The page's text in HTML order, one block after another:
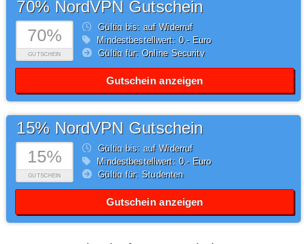
70%
GUTSCHEIN
70% NordVPN Gutschein
Gültig bis: auf Widerruf
Mindestbestellwert: 0,- Euro
Gültig für: Online Security
Gutschein anzeigen
15%
GUTSCHEIN
15% NordVPN Gutschein
Gültig bis: auf Widerruf
Mindestbestellwert: 0,- Euro
Gültig für: Studenten
Gutschein anzeigen